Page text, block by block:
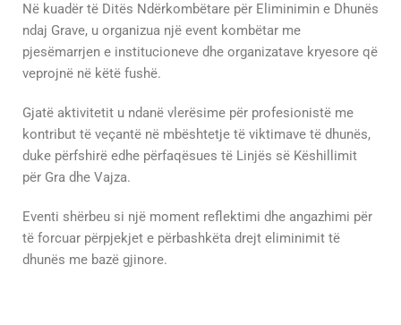
Në kuadër të Ditës Ndërkombëtare për Eliminimin e Dhunës
ndaj Grave, u organizua një event kombëtar me
pjesëmarrjen e institucioneve dhe organizatave kryesore që
veprojnë në këtë fushë.
Gjatë aktivitetit u ndanë vlerësime për profesionistë me
kontribut të veçantë në mbështetje të viktimave të dhunës,
duke përfshirë edhe përfaqësues të Linjës së Këshillimit
për Gra dhe Vajza.
Eventi shërbeu si një moment reflektimi dhe angazhimi për
të forcuar përpjekjet e përbashkëta drejt eliminimit të
dhunës me bazë gjinore.